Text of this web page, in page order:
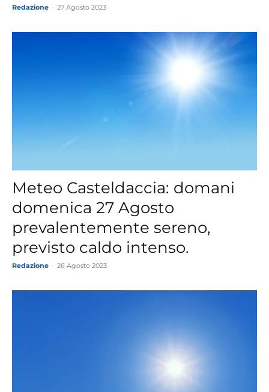
Redazione 27 Agosto 2023
Meteo Casteldaccia: domani
domenica 27 Agosto
prevalentemente sereno,
previsto caldo intenso.
Redazione 26 Agosto 2023